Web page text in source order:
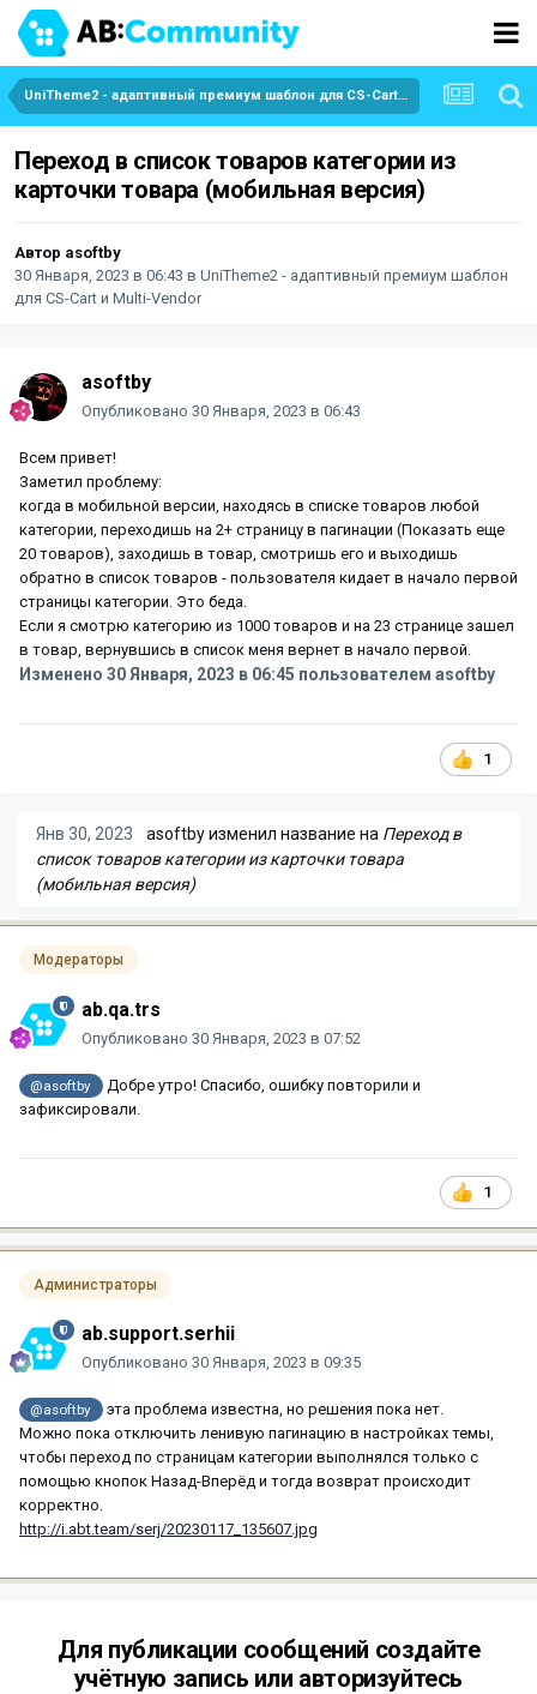
UniTheme2 - адаптивный премиум шаблон для CS-Cart и Multi-Vendor
Переход в список товаров категории из
карточки товара (мобильная версия)
Автор asoftby
30 Января, 2023 в 06:43 в UniTheme2 - адаптивный премиум шаблон
для CS-Cart и Multi-Vendor
asoftby
Опубликовано 30 Января, 2023 в 06:43
Всем привет!
Заметил проблему:
когда в мобильной версии, находясь в списке товаров любой
категории, переходишь на 2+ страницу в пагинации (Показать еще
20 товаров), заходишь в товар, смотришь его и выходишь
обратно в список товаров - пользователя кидает в начало первой
страницы категории. Это беда.
Если я смотрю категорию из 1000 товаров и на 23 странице зашел
в товар, вернувшись в список меня вернет в начало первой.
Изменено 30 Января, 2023 в 06:45 пользователем asoftby
1
Янв 30, 2023 asoftbyизменил название на Переход в
список товаров категории из карточки товара
(мобильная версия)
Модераторы
ab.qa.trs
Опубликовано 30 Января, 2023 в 07:52
@asoftby
Добре утро! Спасибо, ошибку повторили и
зафиксировали.
1
Администраторы
ab.support.serhii
Опубликовано 30 Января, 2023 в 09:35
@asoftby
эта проблема известна, но решения пока нет.
Можно пока отключить ленивую пагинацию в настройках темы,
чтобы переход по страницам категории выполнялся только с
помощью кнопок Назад-Вперёд и тогда возврат происходит
корректно.
http://i.abt.team/serj/20230117_135607.jpg
Для публикации сообщений создайте
учётную запись или авторизуйтесь